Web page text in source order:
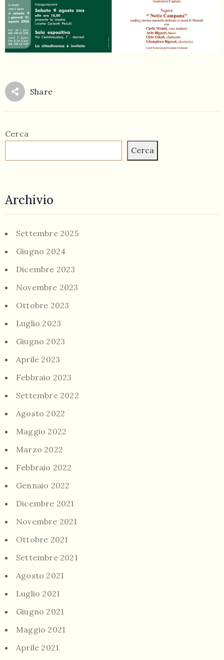
Share
Cerca
Cerca
Archivio
Settembre 2025
Giugno 2024
Dicembre 2023
Novembre 2023
Ottobre 2023
Luglio 2023
Giugno 2023
Aprile 2023
Febbraio 2023
Settembre 2022
Agosto 2022
Maggio 2022
Marzo 2022
Febbraio 2022
Gennaio 2022
Dicembre 2021
Novembre 2021
Ottobre 2021
Settembre 2021
Agosto 2021
Luglio 2021
Giugno 2021
Maggio 2021
Aprile 2021